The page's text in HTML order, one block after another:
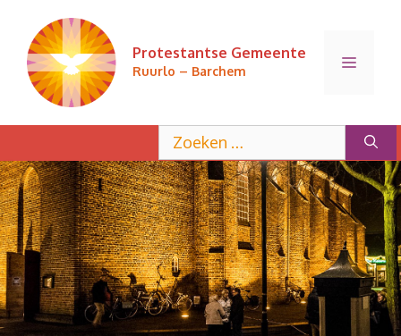
inhoud
Protestantse Gemeente
Ruurlo – Barchem
Menu
naar: